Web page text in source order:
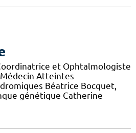
et Ophtalmologiste
Atteintes
Béatrice Bocquet,
génétique Catherine